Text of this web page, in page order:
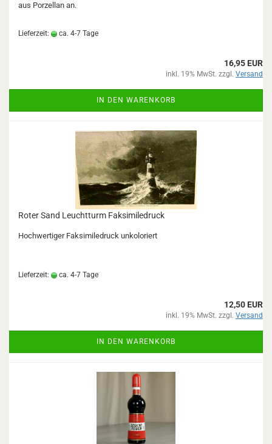
aus Porzellan an.
Lieferzeit: ca. 4-7 Tage
16,95 EUR
inkl. 19% MwSt. zzgl. Versand
IN DEN WARENKORB
Roter Sand Leuchtturm Faksimiledruck
Hochwertiger Faksimiledruck unkoloriert
Lieferzeit: ca. 4-7 Tage
12,50 EUR
inkl. 19% MwSt. zzgl. Versand
IN DEN WARENKORB